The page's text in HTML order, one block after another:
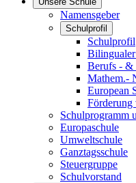
Namensgeber
Schulprofil
Schulprofil
Berufs - &
Mathem.-
European
Förderung
Schulprogramm
Europaschule
Umweltschule
Ganztagsschule
Steuergruppe
Schulvorstand